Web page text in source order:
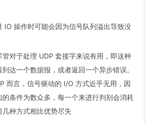
IO 操作时可能会因为信号队列溢出导致没
对于处理 UDP 套接字来说有用，即这种
达一个数据报，或者返回一个异步错误。
而言，信号驱动的 I/O 方式近乎无用，因
的条件为数众多，每一个来进行判别会消耗
种方式相比优势尽失